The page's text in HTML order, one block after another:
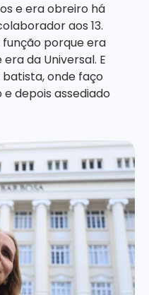
e era obreiro há
aos 13.
porque era
da Universal. E
batista, onde faço
depois assediado